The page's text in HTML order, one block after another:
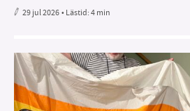
29 jul 2026• Lästid:4 min